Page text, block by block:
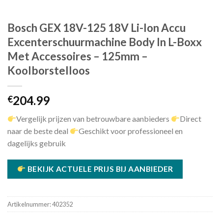
Bosch GEX 18V-125 18V Li-Ion Accu
Excenterschuurmachine Body In L-Boxx
Met Accessoires – 125mm –
Koolborstelloos
€204.99
Vergelijk prijzen van betrouwbare aanbieders
Direct
naar de beste deal
Geschikt voor professioneel en
dagelijks gebruik
BEKIJK ACTUELE PRIJS BIJ AANBIEDER
Artikelnummer:402352